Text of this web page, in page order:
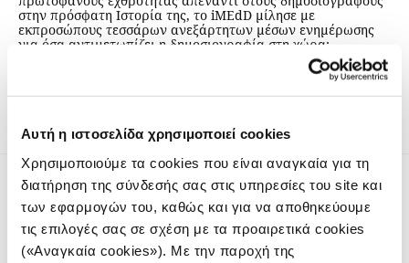
Αυτή η ιστοσελίδα χρησιμοποιεί cookies
Χρησιμοποιούμε τα cookies που είναι αναγκαία για τη
διατήρηση της σύνδεσής σας στις υπηρεσίες του site και
των εφαρμογών του, καθώς και για να αποθηκεύουμε
τις επιλογές σας σε σχέση με τα προαιρετικά cookies
(«Αναγκαία cookies»). Με την παροχή της
στην πρόσφατη Ιστορία της, το iMEdD μίλησε με
εκπροσώπους τεσσάρων ανεξάρτητων μέσων ενημέρωσης
για όσα αντιμετωπίζει η δημοσιογραφία στη χώρα:
φυλακίσεις, επιθέσεις, νόμους περί «ξένων πρακτόρων» και